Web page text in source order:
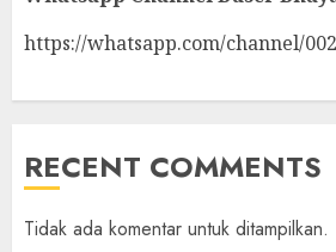
https://whatsapp.com/channel/
RECENT COMMENTS
Tidak ada komentar untuk ditampilkan.